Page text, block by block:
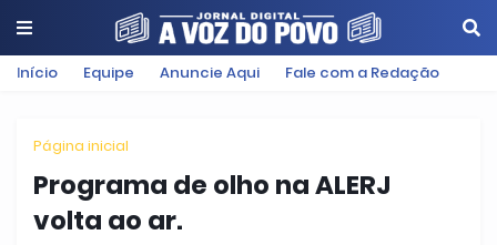
Início Equipe Anuncie Aqui Fale com a Redação
Página inicial
Programa de olho na ALERJ
volta ao ar.